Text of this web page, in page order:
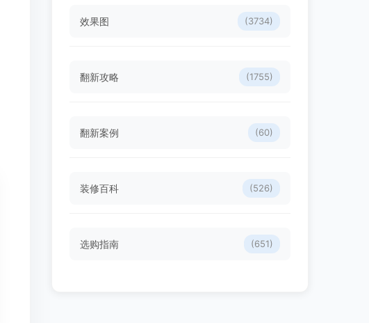
效果图 (3734)
翻新攻略 (1755)
翻新案例 (60)
装修百科 (526)
选购指南 (651)